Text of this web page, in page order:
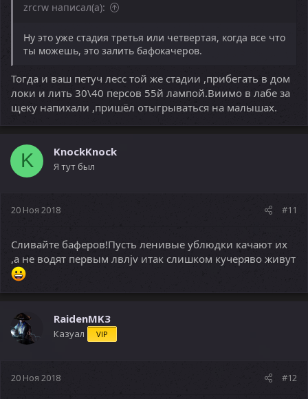
zrcrw написал(а):
Ну это уже стадия третья или четвертая, когда все что
ты можешь, это залить бафокачеров.
Тогда и ваш петуч лесс той же стадии ,прибегать в дом
локи и лить 30\40 персов 55й лампой.Виимо в лабе за
щеку напихали ,пришёл отыгрываться на малышах.
K KnockKnock
Я тут был
20 Ноя 2018 #11
Сливайте баферов!Пусть ленивые ублюдки качают их
,а не водят первым лвлjv итак слишком кучеряво живут
RaidenMK3
Казуал VIP
20 Ноя 2018 #12